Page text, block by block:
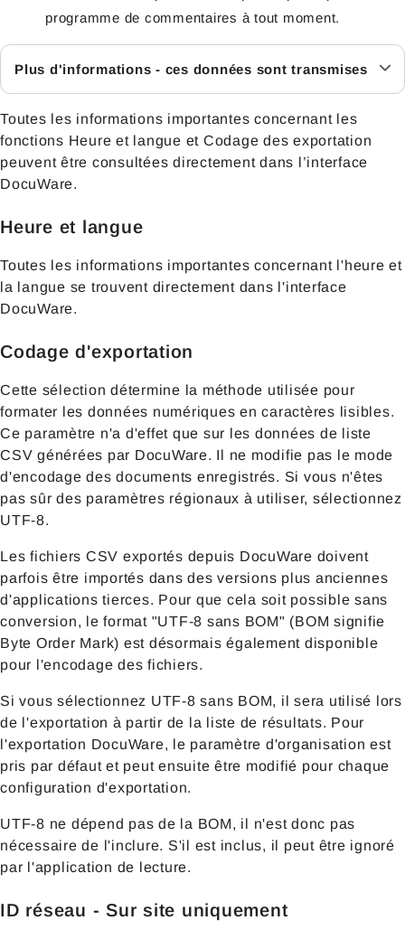
programme de commentaires à tout moment.
Plus d'informations - ces données sont transmises
Toutes les informations importantes concernant les
fonctions Heure et langue et Codage des exportation
peuvent être consultées directement dans l’interface
DocuWare.
Heure et langue
Toutes les informations importantes concernant l'heure et
la langue se trouvent directement dans l'interface
DocuWare.
Codage d'exportation
Cette sélection détermine la méthode utilisée pour
formater les données numériques en caractères lisibles.
Ce paramètre n'a d'effet que sur les données de liste
CSV générées par DocuWare. Il ne modifie pas le mode
d'encodage des documents enregistrés. Si vous n'êtes
pas sûr des paramètres régionaux à utiliser, sélectionnez
UTF-8.
Les fichiers CSV exportés depuis DocuWare doivent
parfois être importés dans des versions plus anciennes
d'applications tierces. Pour que cela soit possible sans
conversion, le format "UTF-8 sans BOM" (BOM signifie
Byte Order Mark) est désormais également disponible
pour l'encodage des fichiers.
Si vous sélectionnez UTF-8 sans BOM, il sera utilisé lors
de l'exportation à partir de la liste de résultats. Pour
l'exportation DocuWare, le paramètre d'organisation est
pris par défaut et peut ensuite être modifié pour chaque
configuration d'exportation.
UTF-8 ne dépend pas de la BOM, il n'est donc pas
nécessaire de l'inclure. S'il est inclus, il peut être ignoré
par l'application de lecture.
ID réseau - Sur site uniquement